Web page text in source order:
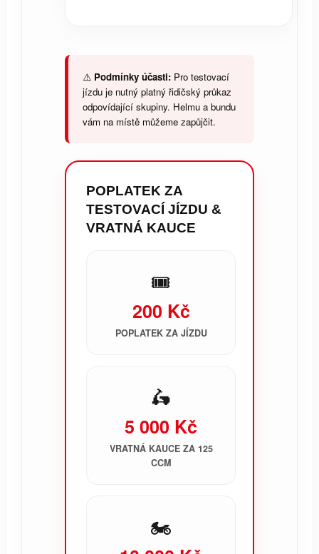
⚠️ Podmínky účasti: Pro testovací
jízdu je nutný platný řidičský průkaz
odpovídající skupiny. Helmu a bundu
vám na místě můžeme zapůjčit.
POPLATEK ZA
TESTOVACÍ JÍZDU &
VRATNÁ KAUCE
🎟️
200 Kč
POPLATEK ZA JÍZDU
🛵
5 000 Kč
VRATNÁ KAUCE ZA 125
CCM
🏍️